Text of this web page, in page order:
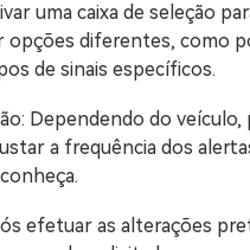
uma caixa de seleção
diferentes, como
de sinais específicos.
Dependendo do
a frequência dos
efetuar as alterações